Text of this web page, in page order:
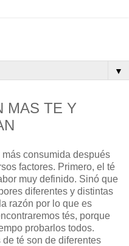
▼
MAS TE Y
consumida después
factores. Primero, el té
muy definido. Sinó que
diferentes y distintas
razón por lo que es
tés, porque
probarlos todos.
té son de diferentes